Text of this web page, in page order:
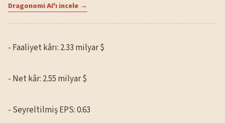
Dragonomi AI'ı incele →
- Faaliyet kârı: 2.33 milyar $
- Net kâr: 2.55 milyar $
- Seyreltilmiş EPS: 0.63